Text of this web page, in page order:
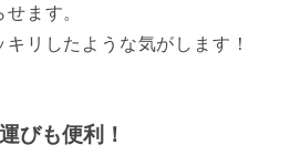
ます。
リしたような気がします！
びも便利！